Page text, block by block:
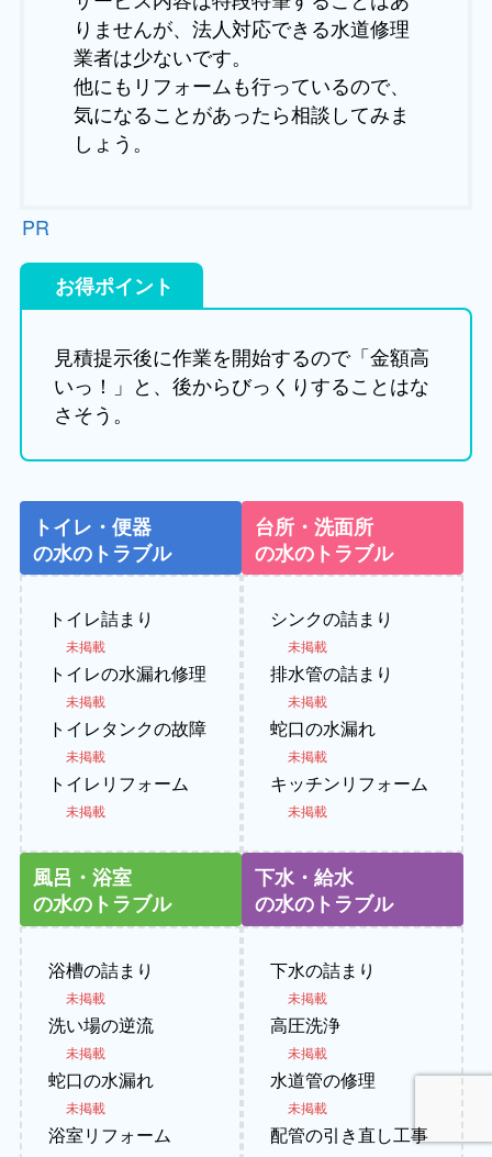
りませんが、法人対応できる水道修理
業者は少ないです。
他にもリフォームも行っているので、
気になることがあったら相談してみま
しょう。
PR
お得ポイント
見積提示後に作業を開始するので「金額高
いっ！」と、後からびっくりすることはな
さそう。
トイレ・便器
の水のトラブル
トイレ詰まり
未掲載
トイレの水漏れ修理
未掲載
トイレタンクの故障
未掲載
トイレリフォーム
未掲載
台所・洗面所
の水のトラブル
シンクの詰まり
未掲載
排水管の詰まり
未掲載
蛇口の水漏れ
未掲載
キッチンリフォーム
未掲載
風呂・浴室
の水のトラブル
浴槽の詰まり
未掲載
洗い場の逆流
未掲載
蛇口の水漏れ
未掲載
浴室リフォーム
下水・給水
の水のトラブル
下水の詰まり
未掲載
高圧洗浄
未掲載
水道管の修理
未掲載
配管の引き直し工事